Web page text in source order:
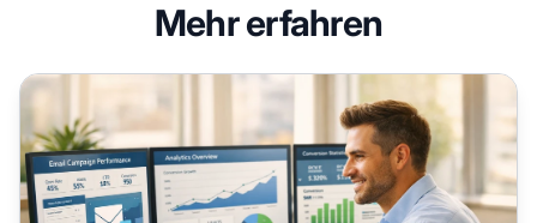
Mehr erfahren
E-Mail-Marketing-Tipps für Affiliates: Beziehungen